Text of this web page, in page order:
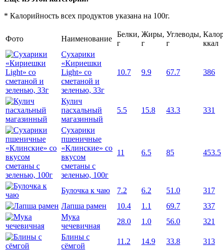
* Калорийность всех продуктов указана на 100г.
Фото Наименование
Белки,
г
Жиры,
г
Углеводы,
г
ккал
Сухарики
«Кириешки
Light» со
сметаной и
зеленью, 33г
10.7 9.9 67.7 386
Кулич
пасхальный
магазинный
5.5 15.8 43.3 331
Сухарики
пшеничные
«Клинские» со
вкусом
сметаны с
зеленью, 100г
11 6.5 85 453.5
Булочка к чаю 7.2 6.2 51.0
317
Лапша рамен
10.4 1.1 69.7
337
Мука
чечевичная
28.0 1.0 56.0
321
Блины с
сёмгой
11.2 14.9 33.8
313